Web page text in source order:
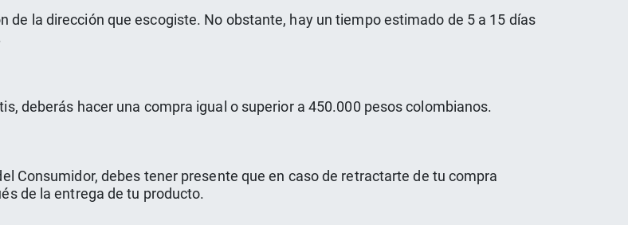
de la dirección que escogiste. No obstante, hay un tiempo estimado de 5 a 15 días
deberás hacer una compra igual o superior a 450.000 pesos colombianos.
Consumidor, debes tener presente que en caso de retractarte de tu compra
de la entrega de tu producto.